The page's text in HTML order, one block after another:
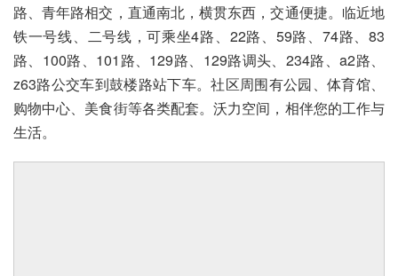
路、青年路相交，直通南北，横贯东西，交通便捷。临近地
铁一号线、二号线，可乘坐4路、22路、59路、74路、83
路、100路、101路、129路、129路调头、234路、a2路、
z63路公交车到鼓楼路站下车。社区周围有公园、体育馆、
购物中心、美食街等各类配套。沃力空间，相伴您的工作与
生活。